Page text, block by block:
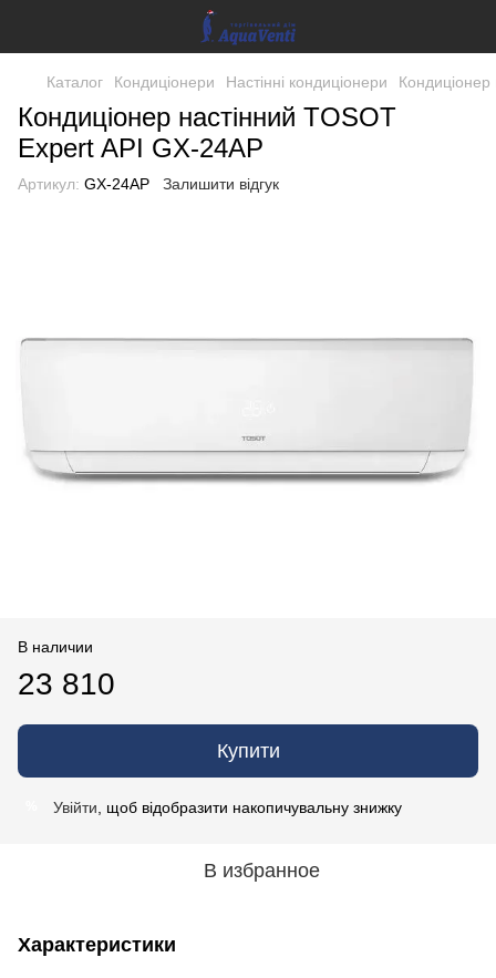
Каталог Кондиціонери Настінні кондиціонери
Кондиціонер настінний TOSOT
Expert API GX-24AP
Артикул: GX-24AP Залишити відгук
В наличии
23 810
Купити
Увійти , щоб відобразити накопичувальну знижку
В избранное
Характеристики